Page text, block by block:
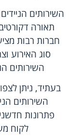
השירותים
תאורה
חברות רבות
סוג האירוע
השירותים
בעתיד, ניתן
השירותים
פתרונות
לקוח